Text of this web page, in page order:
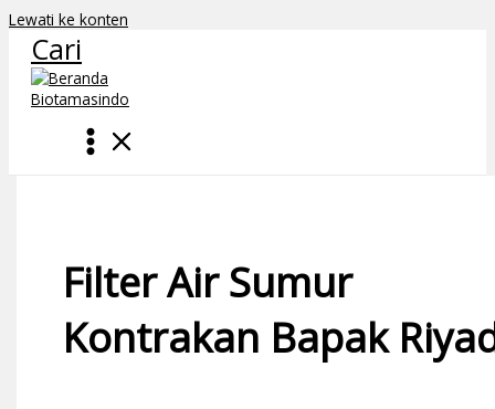
Lewati ke konten
Cari
Filter Air Sumur
Kontrakan Bapak